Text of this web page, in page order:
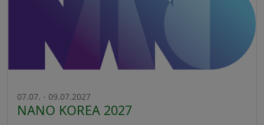
07.07. - 09.07.2027
NANO KOREA 2027